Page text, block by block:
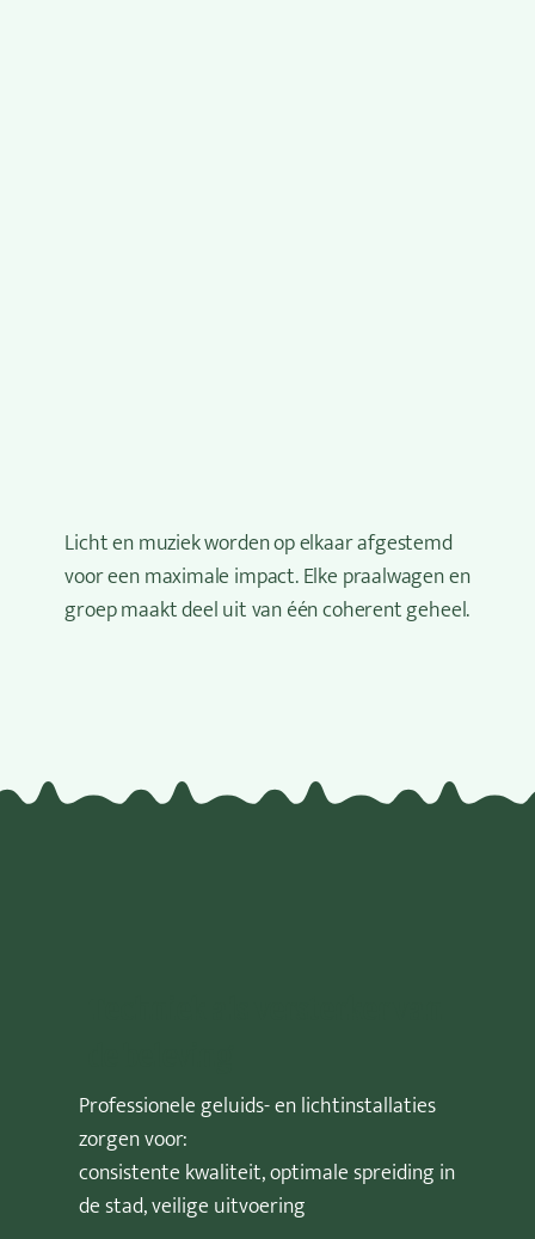
Professionele geluids- en lichtinstallaties
zorgen voor:
consistente kwaliteit, optimale spreiding in
de stad, veilige uitvoering
Licht en muziek worden op elkaar afgestemd
voor een maximale impact. Elke praalwagen en
groep maakt deel uit van één coherent geheel.